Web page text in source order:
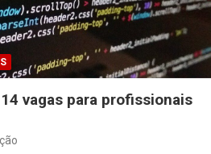
vagas para profissionais